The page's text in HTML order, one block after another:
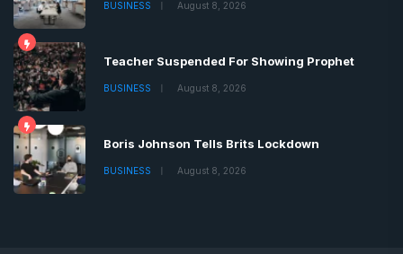
BUSINESS August 8, 2026
Teacher Suspended For Showing Prophet
BUSINESS August 8, 2026
Boris Johnson Tells Brits Lockdown
BUSINESS August 8, 2026